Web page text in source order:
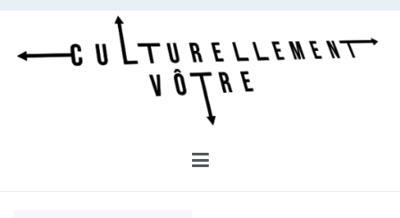
Aller
contenu